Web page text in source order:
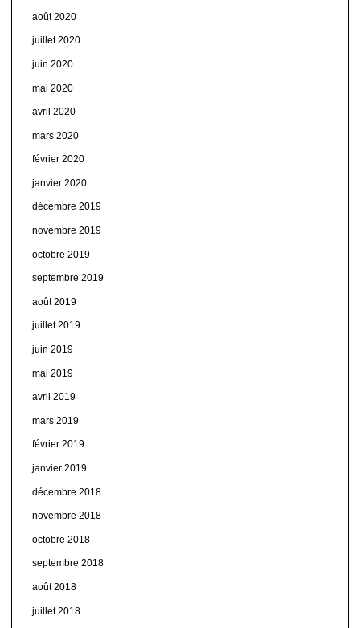
août 2020
juillet 2020
juin 2020
mai 2020
avril 2020
mars 2020
février 2020
janvier 2020
décembre 2019
novembre 2019
octobre 2019
septembre 2019
août 2019
juillet 2019
juin 2019
mai 2019
avril 2019
mars 2019
février 2019
janvier 2019
décembre 2018
novembre 2018
octobre 2018
septembre 2018
août 2018
juillet 2018